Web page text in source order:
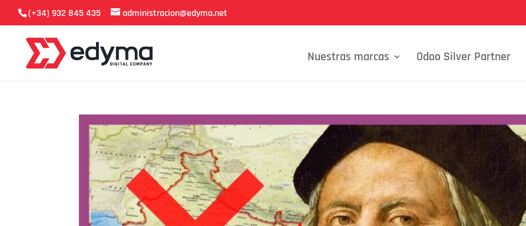
(+34) 932 845 435 administracion@edyma.net
Nuestras marcas Odoo Silver Partner